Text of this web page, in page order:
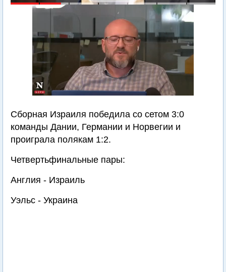
Сборная Израиля победила со сетом 3:0
команды Дании, Германии и Норвегии и
проиграла полякам 1:2.
Четвертьфинальные пары:
Англия - Израиль
Уэльс - Украина